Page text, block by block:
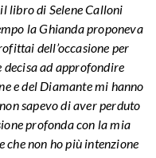
libro di Selene Calloni
la Ghianda proponeva
dell’occasione per
decisa ad approfondire
e del Diamante mi hanno
sapevo di aver perduto
profonda con la mia
che non ho più intenzione